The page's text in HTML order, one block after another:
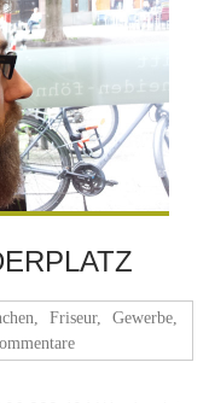
Friseur, Gewerbe